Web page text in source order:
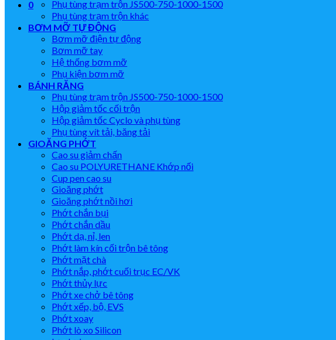
0
Phụ tùng trạm trộn JS500-750-1000-1500
Phụ tùng trạm trộn khác
BƠM MỠ TỰ ĐỘNG
Bơm mỡ điện tự động
Bơm mỡ tay
Hệ thống bơm mỡ
Phụ kiện bơm mỡ
BÁNH RĂNG
Phụ tùng trạm trộn JS500-750-1000-1500
Hộp giảm tốc cối trộn
Hộp giảm tốc Cyclo và phụ tùng
Phụ tùng vít tải, băng tải
GIOĂNG PHỚT
Cao su giảm chấn
Cao su POLYURETHANE Khớp nối
Cup pen cao su
Gioăng phớt
Gioăng phớt nồi hơi
Phớt chắn bụi
Phớt chắn dầu
Phớt dạ, nỉ, len
Phớt làm kín cối trộn bê tông
Phớt mặt chà
Phớt nắp, phớt cuối trục EC/VK
Phớt thủy lực
Phớt xe chở bê tông
Phớt xếp, bộ, EVS
Phớt xoay
Phớt lò xo Silicon